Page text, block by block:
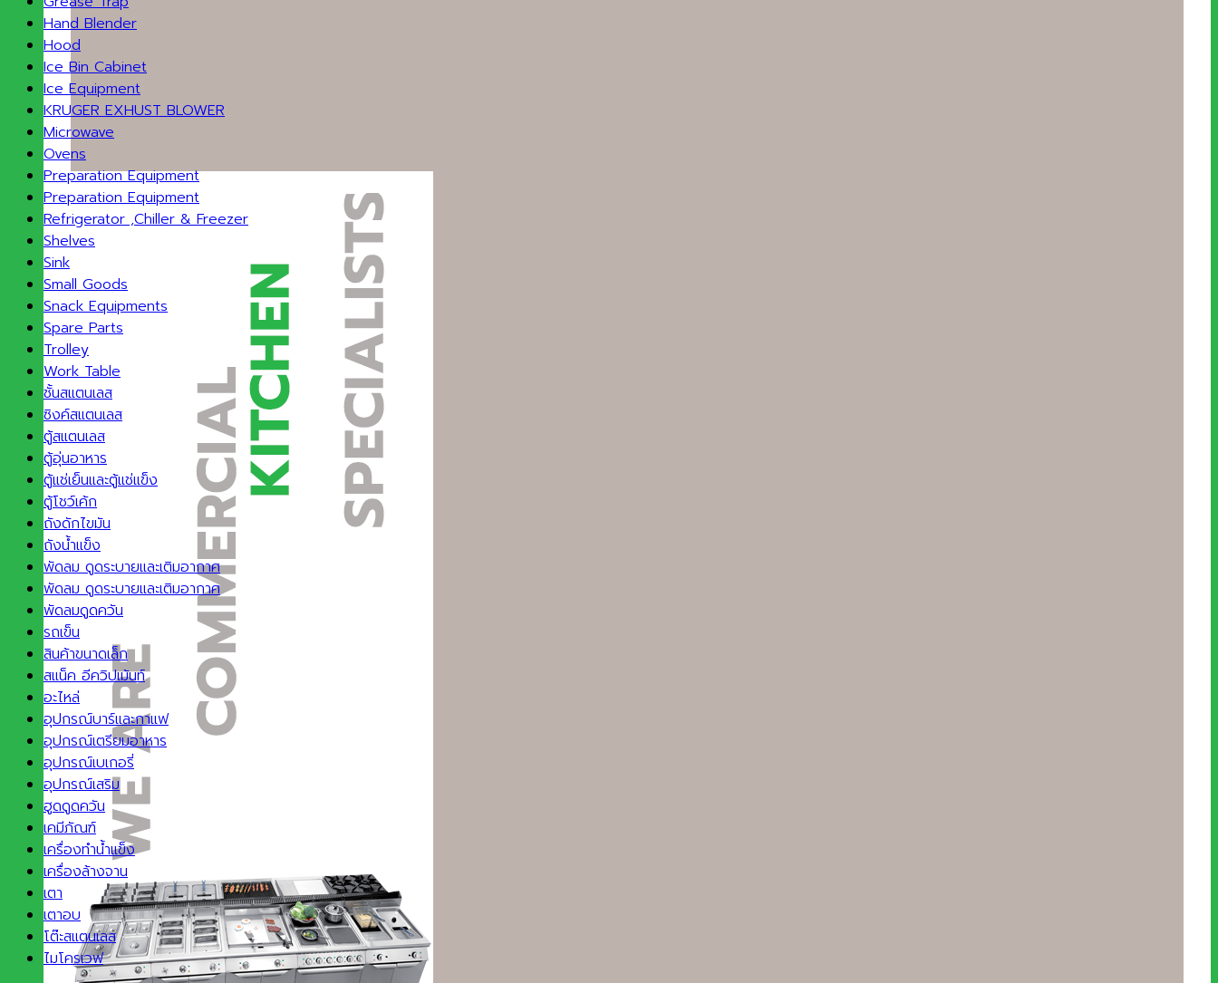
Hand Blender
Hood
Ice Bin Cabinet
Ice Equipment
KRUGER EXHUST BLOWER
Microwave
Ovens
Preparation Equipment
Preparation Equipment
Refrigerator ,Chiller & Freezer
Shelves
Sink
Small Goods
Snack Equipments
Spare Parts
Trolley
Work Table
ชั้นสแตนเลส
ซิงค์สแตนเลส
ตู้สแตนเลส
ตู้อุ่นอาหาร
ตู้แช่เย็นและตู้แช่แข็ง
ตู้โชว์เค้ก
ถังดักไขมัน
ถังน้ำแข็ง
พัดลม ดูดระบายและเติมอากาศ
พัดลม ดูดระบายและเติมอากาศ
พัดลมดูดควัน
รถเข็น
สินค้าขนาดเล็ก
สแน็ค อีควิปเม้นท์
อะไหล่
อุปกรณ์บาร์และกาแฟ
อุปกรณ์เตรียมอาหาร
อุปกรณ์เบเกอรี่
อุปกรณ์เสริม
ฮูดดูดควัน
เคมีภัณฑ์
เครื่องทำน้ำแข็ง
เครื่องล้างจาน
เตา
เตาอบ
โต๊ะสแตนเลส
ไมโครเวฟ